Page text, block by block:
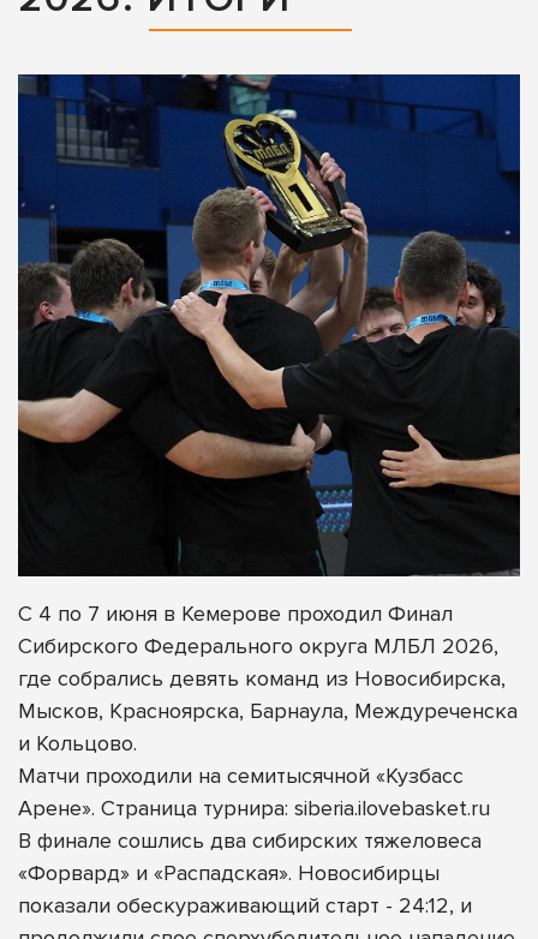
С 4 по 7 июня в Кемерове проходил Финал
Сибирского Федерального округа МЛБЛ 2026,
где собрались девять команд из Новосибирска,
Мысков, Красноярска, Барнаула, Междуреченска
и Кольцово.
Матчи проходили на семитысячной «Кузбасс
Арене». Страница турнира: siberia.ilovebasket.ru
В финале сошлись два сибирских тяжеловеса
«Форвард» и «Распадская». Новосибирцы
показали обескураживающий старт - 24:12, и